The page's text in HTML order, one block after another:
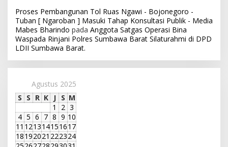
Proses Pembangunan Tol Ruas Ngawi - Bojonegoro -
Tuban [ Ngaroban ] Masuki Tahap Konsultasi Publik - Media
Mabes Bharindo pada Anggota Satgas Operasi Bina
Waspada Rinjani Polres Sumbawa Barat Silaturahmi di DPD
LDII Sumbawa Barat.
Agustus 2025
S S R K J S M
1
2 3
4 5 6 7 8 9 10
11 121314151617
18192021 222324